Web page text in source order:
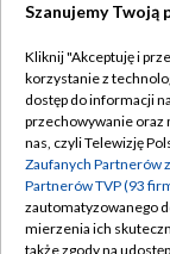
Abonament
Emisja w TVP
Centrum
Naziemna
Szanujemy Twoją
Kliknij "Akceptuję i
korzystanie z
dostęp do informacji
przechowywanie oraz
nas, czyli Telewizję
Zaufanych Partnerów
Partnerów TVP (93
zautomatyzowanego
mierzenia ich
także zgody na